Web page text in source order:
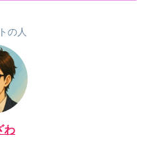
の人
わ